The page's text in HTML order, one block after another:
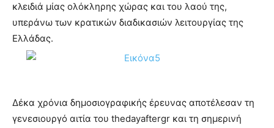
κλειδιά μίας ολόκληρης χώρας και του λαού της,
υπεράνω των κρατικών διαδικασιών λειτουργίας της
Ελλάδας.
Δέκα χρόνια δημοσιογραφικής έρευνας αποτέλεσαν τη
γενεσιουργό αιτία του thedayaftergr και τη σημερινή